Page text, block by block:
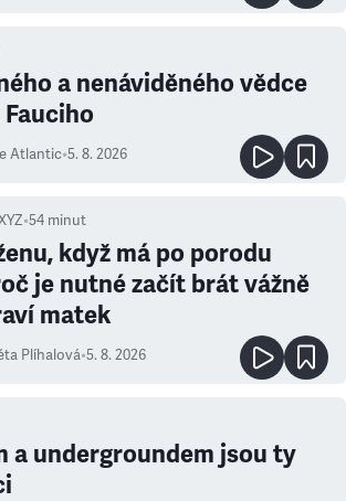
a nenáviděného vědce
Atlantic•5. 8. 2026
•54 minut
když má po porodu
je nutné začít brát vážně
matek
Plíhalová•5. 8. 2026
a undergroundem jsou ty